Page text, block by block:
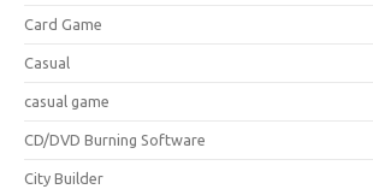
Card Game
Casual
casual game
CD/DVD Burning Software
City Builder